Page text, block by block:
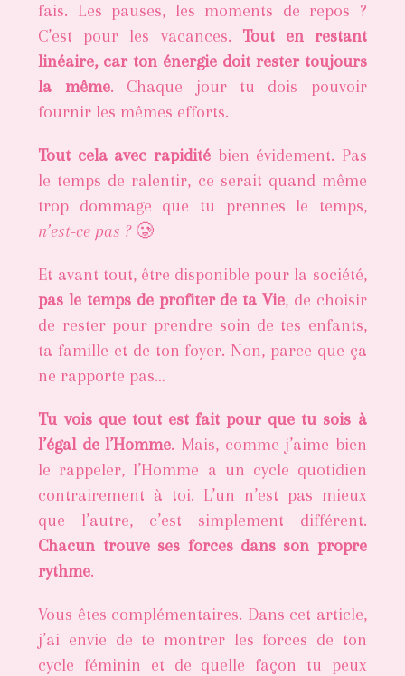
fais. Les pauses, les moments de repos ?
C’est pour les vacances. Tout en restant
linéaire, car ton énergie doit rester toujours
la même. Chaque jour tu dois pouvoir
fournir les mêmes efforts.
Tout cela avec rapidité bien évidement. Pas
le temps de ralentir, ce serait quand même
trop dommage que tu prennes le temps,
n’est-ce pas ?🥲
Et avant tout, être disponible pour la société,
pas le temps de profiter de ta Vie, de choisir
de rester pour prendre soin de tes enfants,
ta famille et de ton foyer. Non, parce que ça
ne rapporte pas…
Tu vois que tout est fait pour que tu sois à
l’égal de l’Homme. Mais, comme j’aime bien
le rappeler, l’Homme a un cycle quotidien
contrairement à toi. L’un n’est pas mieux
que l’autre, c’est simplement différent.
Chacun trouve ses forces dans son propre
rythme.
Vous êtes complémentaires. Dans cet article,
j’ai envie de te montrer les forces de ton
cycle féminin et de quelle façon tu peux